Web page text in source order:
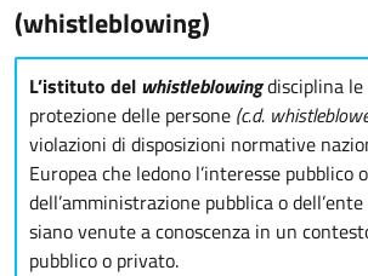
(whistleblowing)
L’istituto del whistleblowingdisciplina
protezione delle persone (c.d.
violazioni di disposizioni normative
Europea che ledono l’interesse pubblico
dell’amministrazione pubblica o
siano venute a conoscenza in un
pubblico o privato.